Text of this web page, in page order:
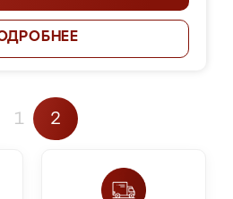
1 2